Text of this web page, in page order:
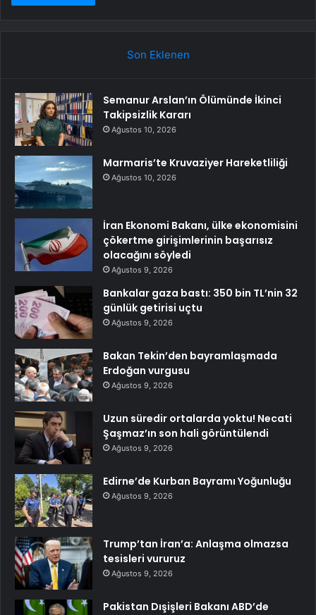
Son Eklenen
Semanur Arslan’ın Ölümünde İkinci
Takipsizlik Kararı
Ağustos 10, 2026
Marmaris’te Kruvaziyer Hareketliliği
Ağustos 10, 2026
İran Ekonomi Bakanı, ülke ekonomisini
çökertme girişimlerinin başarısız
olacağını söyledi
Ağustos 9, 2026
Bankalar gaza bastı: 350 bin TL’nin 32
günlük getirisi uçtu
Ağustos 9, 2026
Bakan Tekin’den bayramlaşmada
Erdoğan vurgusu
Ağustos 9, 2026
Uzun süredir ortalarda yoktu! Necati
Şaşmaz’ın son hali görüntülendi
Ağustos 9, 2026
Edirne’de Kurban Bayramı Yoğunluğu
Ağustos 9, 2026
Trump’tan İran’a: Anlaşma olmazsa
tesisleri vururuz
Ağustos 9, 2026
Pakistan Dışişleri Bakanı ABD’de